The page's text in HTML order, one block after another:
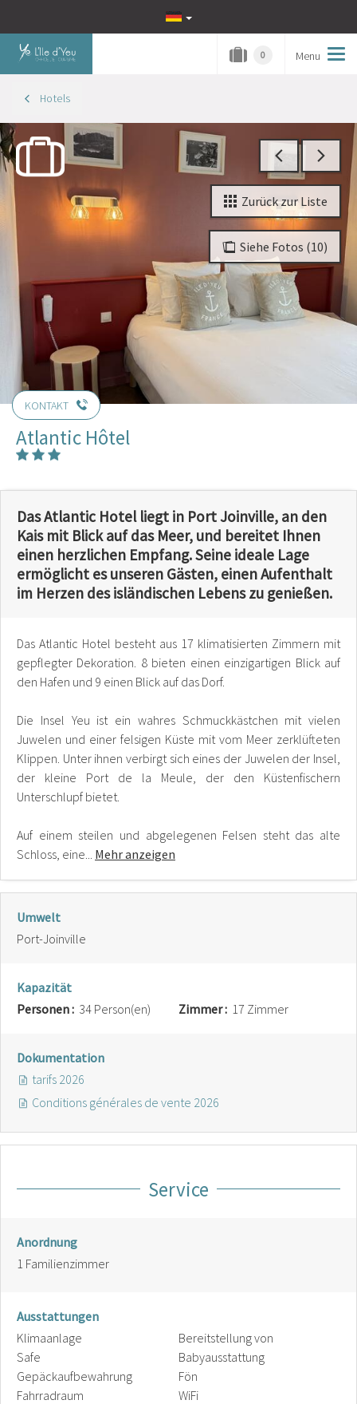
Menu
0
Hotels
Siehe Fotos (10)
Zurück zur Liste
KONTAKT
Atlantic Hôtel
Das Atlantic Hotel liegt in Port Joinville, an den
Kais mit Blick auf das Meer, und bereitet Ihnen
einen herzlichen Empfang. Seine ideale Lage
ermöglicht es unseren Gästen, einen Aufenthalt
im Herzen des isländischen Lebens zu genießen.
Das Atlantic Hotel besteht aus 17 klimatisierten Zimmern mit
gepflegter Dekoration. 8 bieten einen einzigartigen Blick auf
den Hafen und 9 einen Blick auf das Dorf.
Die Insel Yeu ist ein wahres Schmuckkästchen mit vielen
Juwelen und einer felsigen Küste mit vom Meer zerklüfteten
Klippen. Unter ihnen verbirgt sich eines der Juwelen der Insel,
der kleine Port de la Meule, der den Küstenfischern
Unterschlupf bietet.
Auf einem steilen und abgelegenen Felsen steht das alte
Schloss, eine... Mehr anzeigen
Umwelt
Port-Joinville
Kapazität
Personen : 34 Person(en) Zimmer : 17 Zimmer
Dokumentation
tarifs 2026
Conditions générales de vente 2026
Service
Anordnung
1 Familienzimmer
Ausstattungen
Klimaanlage
Safe
Gepäckaufbewahrung
Fahrradraum
Bereitstellung von
Babyausstattung
Fön
WiFi